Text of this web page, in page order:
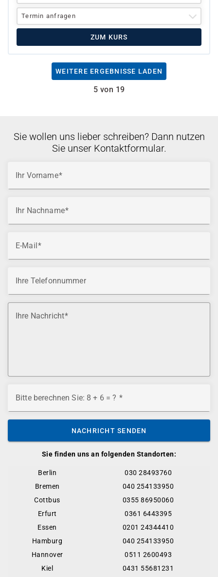
Termin anfragen
ZUM KURS
WEITERE ERGEBNISSE LADEN
5 von 19
Sie finden uns an folgenden Standorten:
Berlin
030 28493760
Bremen
040 254133950
Cottbus
0355 86950060
Erfurt
0361 6443395
Essen
0201 24344410
Hamburg
040 254133950
Hannover
0511 2600493
Kiel
0431 55681231
Sie wollen uns lieber schreiben? Dann nutzen
Sie unser Kontaktformular.
Ihr Vorname
Ihr Nachname
E-Mail
Ihre Telefonnummer
Ihre Nachricht
Bitte berechnen Sie: 8 + 6 = ?
NACHRICHT SENDEN